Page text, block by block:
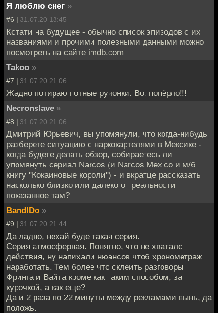
Я люблю снег »
#6 | 31.07.20 18:45
Кстати на будущее - обычно список эпизодов с их
названиями и прочими полезными данными можно
посмотреть на сайте imdb.com
Takoo »
#7 | 31.07.20 21:06
Жадно потираю потные ручонки: Во, попёрло!!!
Necronslave »
#8 | 31.07.20 21:06
Дмитрий Юрьевич, вы упомянули, что когда-нибудь
разберете ситуацию с наркокартелями в Мексике -
когда будете делать обзор, собираетесь ли
упомянуть сериал Narcos (и Narcos Mexico и м/б
книгу "Кокаиновые короли") - и вкратце рассказать
насколько близко или далеко от реальности
показанное там?
BandIDo »
#9 | 31.07.20 21:44
Да ладно, нехай буде такая серия.
Серия атмосферная. Понятно, что не хватало
действия, ну напихали нюансов чтоб хронометраж
наработать. Тем более что склеить разговоры
Фринга и Вайта кроме как таким способом, за
курочкой, а как еще?
Да и 2 раза по 22 минуты между рекламами вынь, да
положь.